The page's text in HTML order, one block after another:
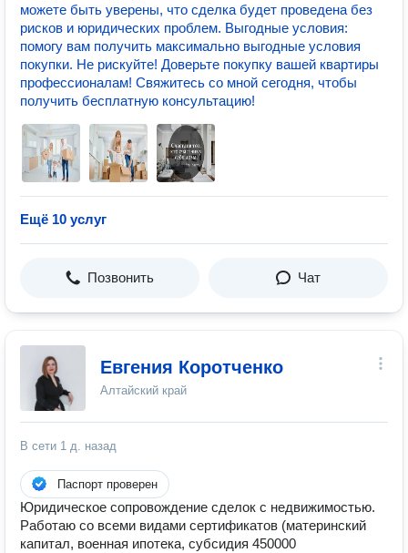
можете быть уверены, что сделка будет проведена без
рисков и юридических проблем. Выгодные условия:
помогу вам получить максимально выгодные условия
покупки. Не рискуйте! Доверьте покупку вашей квартиры
профессионалам! Свяжитесь со мной сегодня, чтобы
получить бесплатную консультацию!
Ещё 10 услуг
Позвонить Чат
Евгения Коротченко
Алтайский край
В сети 1 д. назад
Паспорт проверен
Юридическое сопровождение сделок с недвижимостью.
Работаю со всеми видами сертификатов (материнский
капитал, военная ипотека, субсидия 450000